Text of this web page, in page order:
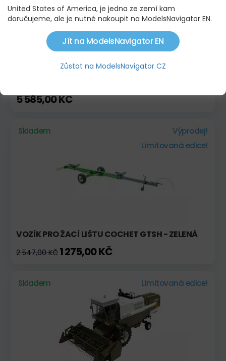
5 585,00 KČ
Skladem
Výprodej!
Limitovaná edice!
VOZÍK PRO ŽACÍ LIŠTU COCHET GTSH - ZELENÁ
2 547,00 KČ 1 275,00 KČ
Skladem Limitovaná edice!
United States of America, je jedna ze zemí kam
doručujeme, ale je nutné nakoupit na ModelsNavigator EN.
Jít na ModelsNavigator EN
Zůstat na ModelsNavigator CZ